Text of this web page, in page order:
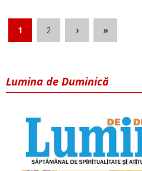
1 2 › »
Lumina de Duminică